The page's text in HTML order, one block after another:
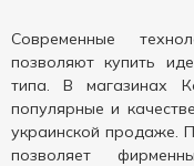
Современные
позволяют купить
типа. В магазинах
популярные и
украинской продаже.
позволяет